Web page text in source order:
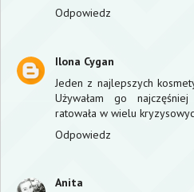
Odpowiedz
Ilona Cygan
Jeden z najlepszych
Używałam go
ratowała w wielu
Odpowiedz
Anita